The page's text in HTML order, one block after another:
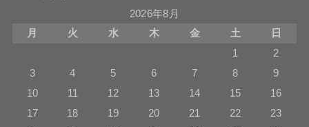
2026年8月
月
火 水 木 金 土
日
1
2
3
4 5 6 7 8
9
10
11 12 13 14 15
16
17
18 19 20 21 22
23